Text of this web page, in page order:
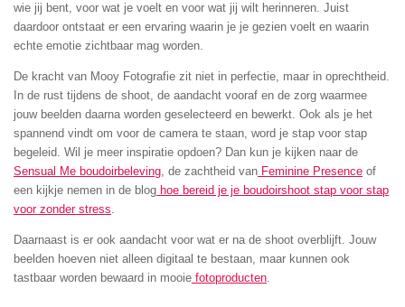
wie jij bent, voor wat je voelt en voor wat jij wilt herinneren. Juist
daardoor ontstaat er een ervaring waarin je je gezien voelt en waarin
echte emotie zichtbaar mag worden.
De kracht van Mooy Fotografie zit niet in perfectie, maar in oprechtheid.
In de rust tijdens de shoot, de aandacht vooraf en de zorg waarmee
jouw beelden daarna worden geselecteerd en bewerkt. Ook als je het
spannend vindt om voor de camera te staan, word je stap voor stap
begeleid. Wil je meer inspiratie opdoen? Dan kun je kijken naar de
Sensual Me boudoirbeleving, de zachtheid van Feminine Presence of
een kijkje nemen in de blog hoe bereid je je boudoirshoot stap voor stap
voor zonder stress.
Daarnaast is er ook aandacht voor wat er na de shoot overblijft. Jouw
beelden hoeven niet alleen digitaal te bestaan, maar kunnen ook
tastbaar worden bewaard in mooie fotoproducten.